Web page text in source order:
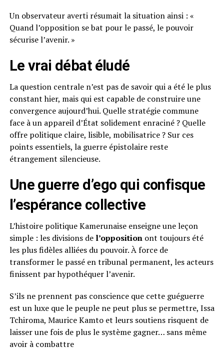
Un observateur averti résumait la situation ainsi : «
Quand l’opposition se bat pour le passé, le pouvoir
sécurise l’avenir. »
Le vrai débat éludé
La question centrale n’est pas de savoir qui a été le plus
constant hier, mais qui est capable de construire une
convergence aujourd’hui. Quelle stratégie commune
face à un appareil d’État solidement enraciné ? Quelle
offre politique claire, lisible, mobilisatrice ? Sur ces
points essentiels, la guerre épistolaire reste
étrangement silencieuse.
Une guerre d’ego qui confisque
l’espérance collective
L’histoire politique Kamerunaise enseigne une leçon
simple : les divisions de l’oppositionont toujours été
les plus fidèles alliées du pouvoir. À force de
transformer le passé en tribunal permanent, les acteurs
finissent par hypothéquer l’avenir.
S’ils ne prennent pas conscience que cette guéguerre
est un luxe que le peuple ne peut plus se permettre, Issa
Tchiroma, Maurice Kamto et leurs soutiens risquent de
laisser une fois de plus le système gagner… sans même
avoir à combattre